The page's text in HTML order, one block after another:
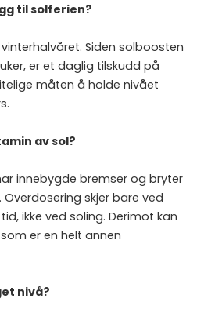
til solferien?
Siden solboosten
er et daglig tilskudd på
måten å holde nivået
av sol?
innebygde bremser og bryter
skjer bare ved
ikke ved soling. Derimot kan
er en helt annen
nivå?